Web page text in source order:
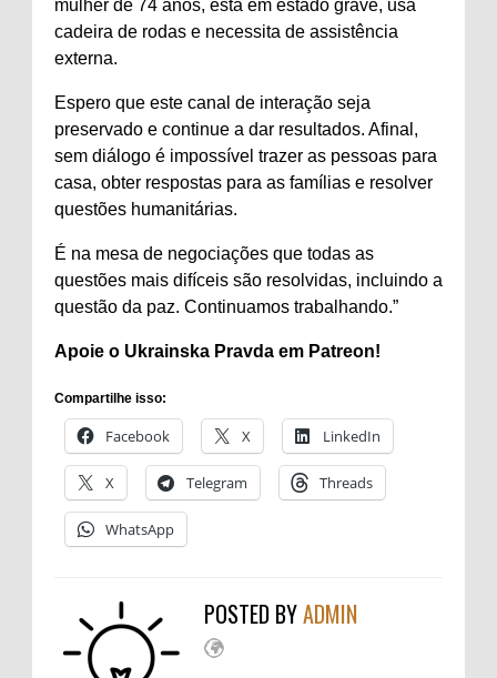
mulher de 74 anos, está em estado grave, usa
cadeira de rodas e necessita de assistência
externa.
Espero que este canal de interação seja
preservado e continue a dar resultados. Afinal,
sem diálogo é impossível trazer as pessoas para
casa, obter respostas para as famílias e resolver
questões humanitárias.
É na mesa de negociações que todas as
questões mais difíceis são resolvidas, incluindo a
questão da paz. Continuamos trabalhando.”
Apoie o Ukrainska Pravda em Patreon!
Compartilhe isso:
Facebook X LinkedIn
X Telegram Threads
WhatsApp
POSTED BYADMIN